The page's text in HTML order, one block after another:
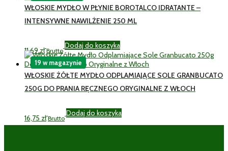
WŁOSKIE MYDŁO W PŁYNIE BOROTALCO IDRATANTE –
INTENSYWNE NAWILŻENIE 250 ML
11,69zł Brutto
Dodaj do koszyka
WŁOSKIE ŻÓŁTE MYDŁO ODPLAMIAJĄCE SOLE GRANBUCATO
250G DO PRANIA RĘCZNEGO ORYGINALNE Z WŁOCH
16,75 zł Brutto
Dodaj do koszyka
19 w magazynie